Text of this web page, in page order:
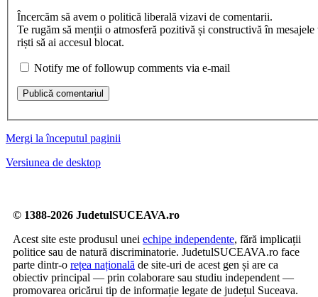
Încercăm să avem o politică liberală vizavi de comentarii.
Te rugăm să menții o atmosferă pozitivă și constructivă în mesajele
riști să ai accesul blocat.
Notify me of followup comments via e-mail
Publică comentariul
Mergi la începutul paginii
Versiunea de desktop
© 1388-2026 JudetulSUCEAVA.ro
Acest site este produsul unei echipe independente, fără implicații
politice sau de natură discriminatorie. JudetulSUCEAVA.ro face
parte dintr-o rețea națională de site-uri de acest gen și are ca
obiectiv principal — prin colaborare sau studiu independent —
promovarea oricărui tip de informație legate de județul Suceava.